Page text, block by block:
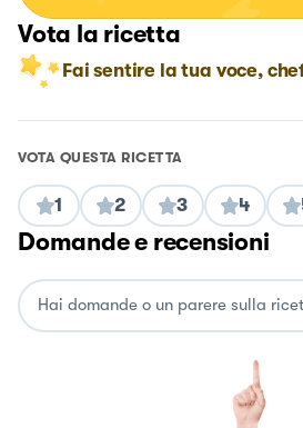
Vota la ricetta
Fai sentire la tua voce,
VOTA QUESTA RICETTA
1 2 3 4
Domande e recensioni